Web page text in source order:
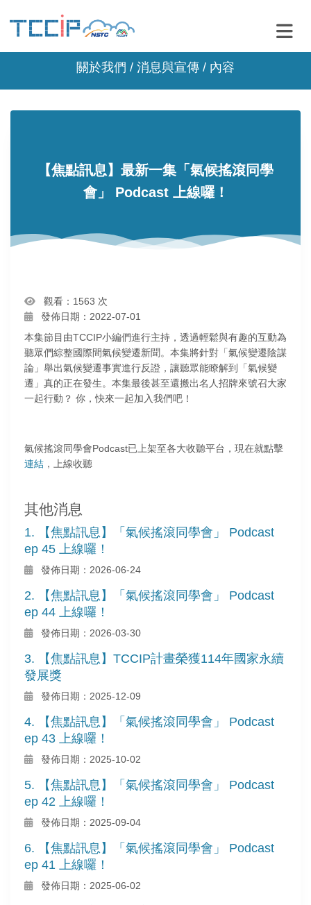
關於我們 / 消息與宣傳 / 內容
【焦點訊息】最新一集「氣候搖滾同學
會」 Podcast 上線囉！
觀看：1563 次
發佈日期：2022-07-01
本集節目由TCCIP小編們進行主持，透過輕鬆與有趣的互動為
聽眾們綜整國際間氣候變遷新聞。本集將針對「氣候變遷陰謀
論」舉出氣候變遷事實進行反證，讓聽眾能瞭解到「氣候變
遷」真的正在發生。本集最後甚至還搬出名人招牌來號召大家
一起行動？ 你，快來一起加入我們吧！
氣候搖滾同學會Podcast已上架至各大收聽平台，現在就點擊
連結，上線收聽
其他消息
1. 【焦點訊息】「氣候搖滾同學會」 Podcast
ep 45 上線囉！
發佈日期：2026-06-24
2. 【焦點訊息】「氣候搖滾同學會」 Podcast
ep 44 上線囉！
發佈日期：2026-03-30
3. 【焦點訊息】TCCIP計畫榮獲114年國家永續
發展獎
發佈日期：2025-12-09
4. 【焦點訊息】「氣候搖滾同學會」 Podcast
ep 43 上線囉！
發佈日期：2025-10-02
5. 【焦點訊息】「氣候搖滾同學會」 Podcast
ep 42 上線囉！
發佈日期：2025-09-04
6. 【焦點訊息】「氣候搖滾同學會」 Podcast
ep 41 上線囉！
發佈日期：2025-06-02